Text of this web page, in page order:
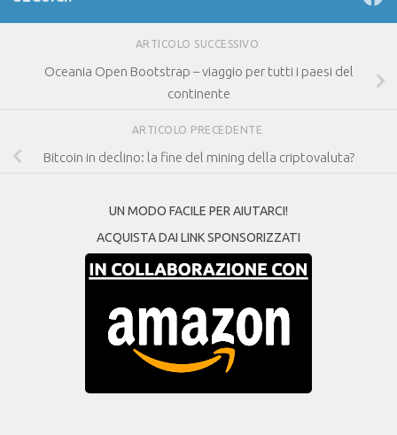
ARTICOLO SUCCESSIVO
Oceania Open Bootstrap – viaggio per tutti i paesi del
continente
ARTICOLO PRECEDENTE
Bitcoin in declino: la fine del mining della criptovaluta?
UN MODO FACILE PER AIUTARCI!
ACQUISTA DAI LINK SPONSORIZZATI